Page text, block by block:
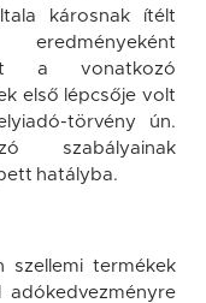
károsnak ítélt
a vonatkozó
első lépcsője volt
törvény ún.
szabályainak
hatályba.
szellemi termékek